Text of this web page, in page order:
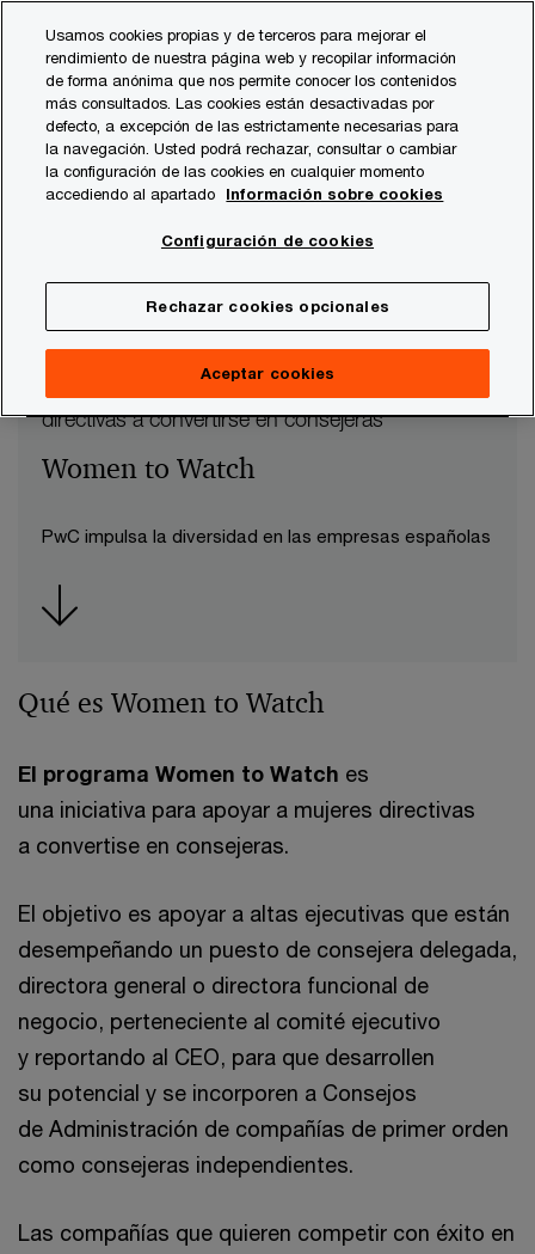
content
footer
Publicaciones
Women to Watch
Iniciativa de PwC para ayudar a mujeres
directivas a convertirse en consejeras
PwC impulsa la diversidad en las empresas españolas
Nuestro contenido
Qué es Women to Watch
El programa Women to Watch es
una iniciativa para apoyar a mujeres directivas
a convertise en consejeras.
El objetivo es apoyar a altas ejecutivas que están
desempeñando un puesto de consejera delegada,
directora general o directora funcional de
negocio, perteneciente al comité ejecutivo
y reportando al CEO, para que desarrollen
su potencial y se incorporen a Consejos
de Administración de compañías de primer orden
como consejeras independientes.
Las compañías que quieren competir con éxito en
Usamos cookies propias y de terceros para mejorar el
rendimiento de nuestra página web y recopilar información
de forma anónima que nos permite conocer los contenidos
más consultados. Las cookies están desactivadas por
defecto, a excepción de las estrictamente necesarias para
la navegación. Usted podrá rechazar, consultar o cambiar
la configuración de las cookies en cualquier momento
accediendo al apartado
Información sobre cookies
Configuración de cookies
Rechazar cookies opcionales
Aceptar cookies